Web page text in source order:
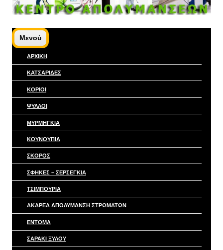
Μενού
ΑΡΧΙΚΉ
ΚΑΤΣΑΡΙΔΕΣ
ΚΟΡΙΟΙ
ΨΥΛΛΟΙ
ΜΥΡΜΗΓΚΙΑ
ΚΟΥΝΟΥΠΙΑ
ΣΚΟΡΟΣ
ΣΦΉΚΕΣ – ΣΕΡΣΈΓΚΙΑ
ΤΣΙΜΠΟΥΡΙΑ
ΑΚΑΡΕΑ ΑΠΟΛΥΜΑΝΣΗ ΣΤΡΩΜΑΤΩΝ
ΕΝΤΟΜΑ
ΣΑΡΑΚΙ ΞΥΛΟΥ